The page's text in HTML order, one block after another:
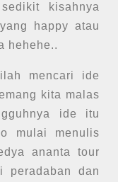
kisahnya
happy atau
hehehe..
mencari ide
kita malas
ide itu
mulai menulis
ananta tour
peradaban dan